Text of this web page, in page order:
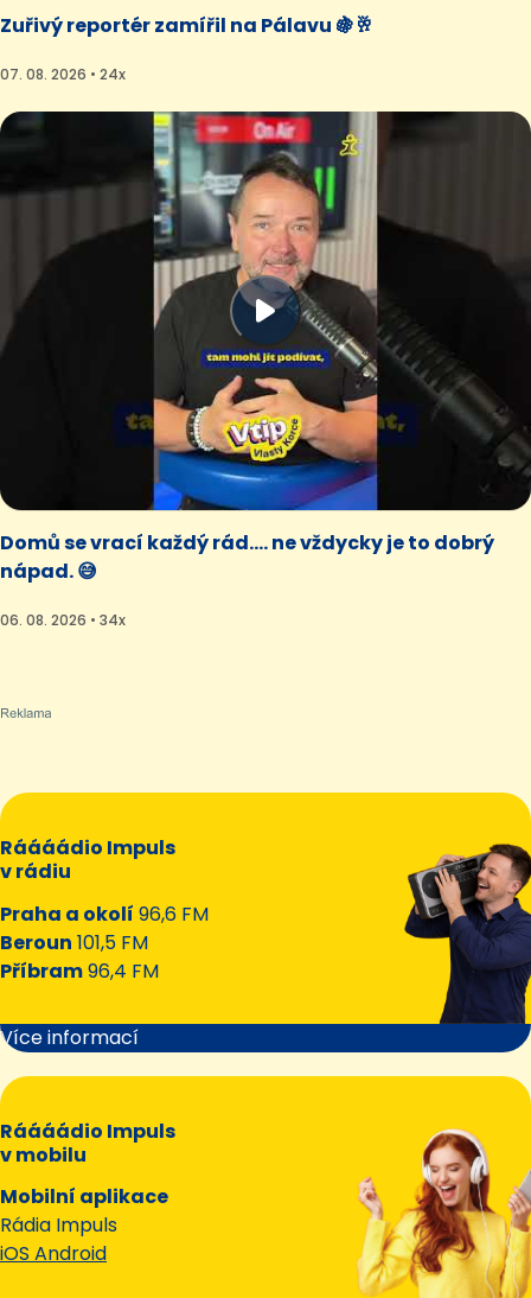
Zuřivý reportér zamířil na Pálavu 🍇🥂
07. 08. 2026 • 24x
Domů se vrací každý rád.... ne vždycky je to dobrý
nápad. 😅
06. 08. 2026 • 34x
Ráááádio Impuls
v rádiu
Praha a okolí 96,6 FM
Beroun 101,5 FM
Příbram96,4 FM
Více informací
Ráááádio Impuls
v mobilu
Mobilní aplikace
Rádia Impuls
iOS Android